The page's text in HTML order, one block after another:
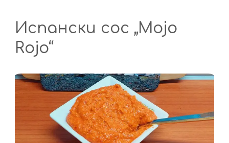
Испански сос „Mojo
Rojo“